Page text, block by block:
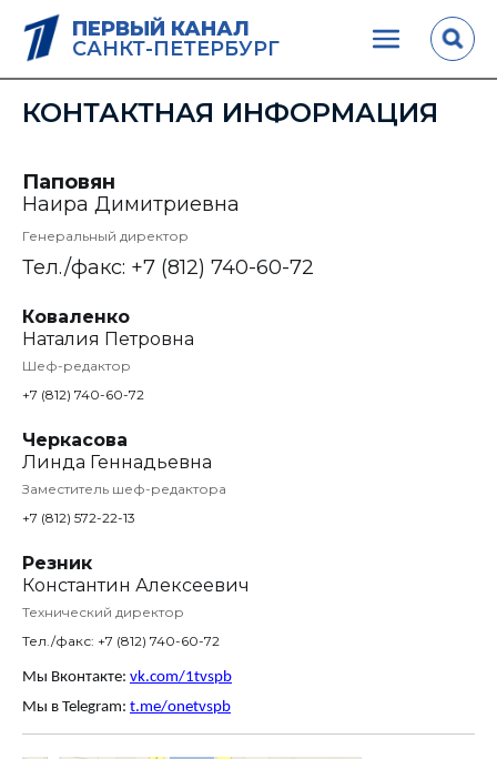
ПЕРВЫЙ КАНАЛ
САНКТ-ПЕТЕРБУРГ
КОНТАКТНАЯ ИНФОРМАЦИЯ
Паповян
Наира Димитриевна
Генеральный директор
Тел./факс: +7 (812) 740-60-72
Коваленко
Наталия Петровна
Шеф-редактор
+7 (812) 740-60-72
Черкасова
Линда Геннадьевна
Заместитель шеф-редактора
+7 (812) 572-22-13
Резник
Константин Алексеевич
Технический директор
Тел./факс: +7 (812) 740-60-72
Мы Вконтакте: vk.com/1tvspb
Мы в Telegram: t.me/onetvspb